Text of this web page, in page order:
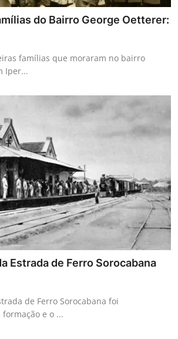
do Bairro George Oetterer:
famílias que moraram no bairro
Iper...
Estrada de Ferro Sorocabana
de Ferro Sorocabana foi
e o ...